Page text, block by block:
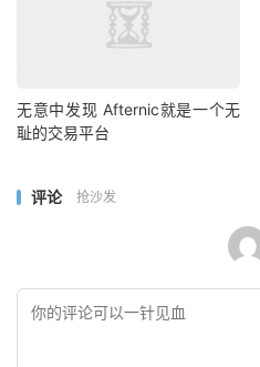
无意中发现 Afternic就是一个无
耻的交易平台
评论 抢沙发